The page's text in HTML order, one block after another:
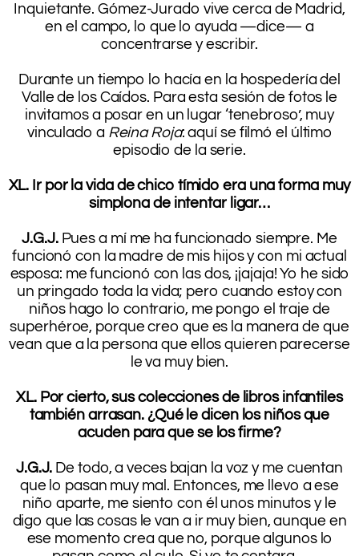
Inquietante. Gómez-Jurado vive cerca de Madrid,
en el campo, lo que lo ayuda —dice— a
concentrarse y escribir.
Durante un tiempo lo hacía en la hospedería del
Valle de los Caídos. Para esta sesión de fotos le
invitamos a posar en un lugar ‘tenebroso’, muy
vinculado a Reina Roja: aquí se filmó el último
episodio de la serie.
XL. Ir por la vida de chico tímido era una forma muy
simplona de intentar ligar…
J.G.J.Pues a mí me ha funcionado siempre. Me
funcionó con la madre de mis hijos y con mi actual
esposa: me funcionó con las dos, ¡jajaja! Yo he sido
un pringado toda la vida; pero cuando estoy con
niños hago lo contrario, me pongo el traje de
superhéroe, porque creo que es la manera de que
vean que a la persona que ellos quieren parecerse
le va muy bien.
XL. Por cierto, sus colecciones de libros infantiles
también arrasan. ¿Qué le dicen los niños que
acuden para que se los firme?
J.G.J. De todo, a veces bajan la voz y me cuentan
que lo pasan muy mal. Entonces, me llevo a ese
niño aparte, me siento con él unos minutos y le
digo que las cosas le van a ir muy bien, aunque en
ese momento crea que no, porque algunos lo